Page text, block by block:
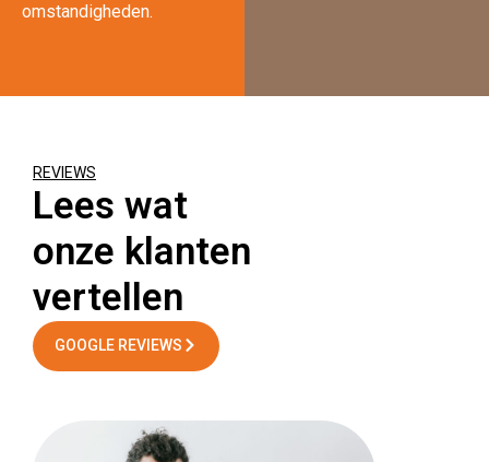
omstandigheden.
REVIEWS
Lees wat
onze klanten
vertellen
GOOGLE REVIEWS